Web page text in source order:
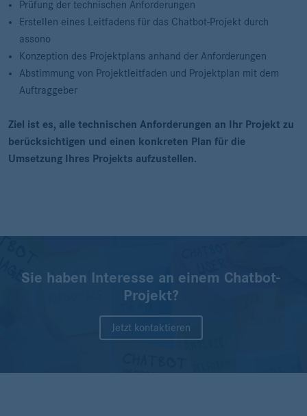
Prüfung der technischen Anforderungen
Erstellen eines Leitfadens für das Chatbot-Projekt durch
assono
Konzeption des Projektplans anhand der Anforderungen
Abstimmung von Projektleitfaden und Projektplan mit dem
Auftraggeber
Ziel ist es, alle technischen Anforderungen an Ihr Projekt zu
berücksichtigen und einen konkreten Plan für die
Umsetzung Ihres Projekts aufzustellen.
Sie haben Interesse an einem Chatbot-
Projekt?
Jetzt kontaktieren